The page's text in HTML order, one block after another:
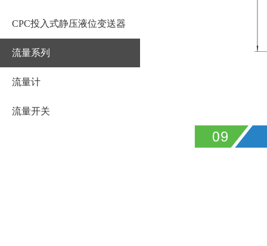
CPC投入式静压液位变送器
流量系列
流量计
流量开关